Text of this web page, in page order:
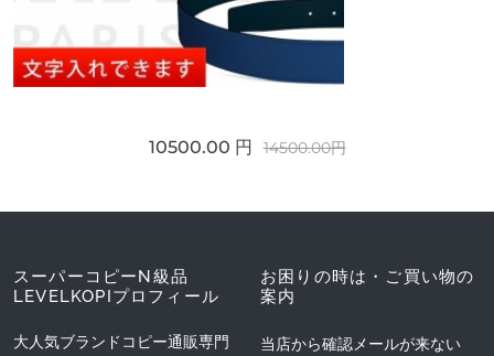
10500.00 円 14500.00円
スーパーコピーN級品
LEVELKOPIプロフィール
大人気ブランドコピー通販専門
お困りの時は・ご買い物の
案内
当店から確認メールが来ない